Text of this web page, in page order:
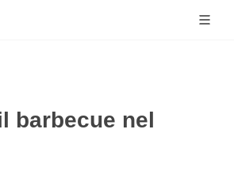
barbecue nel